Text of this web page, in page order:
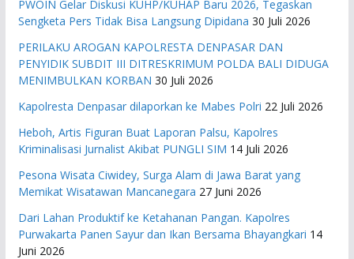
PWOIN Gelar Diskusi KUHP/KUHAP Baru 2026, Tegaskan
Sengketa Pers Tidak Bisa Langsung Dipidana 30 Juli 2026
PERILAKU AROGAN KAPOLRESTA DENPASAR DAN
PENYIDIK SUBDIT III DITRESKRIMUM POLDA BALI DIDUGA
MENIMBULKAN KORBAN 30 Juli 2026
Kapolresta Denpasar dilaporkan ke Mabes Polri 22 Juli 2026
Heboh, Artis Figuran Buat Laporan Palsu, Kapolres
Kriminalisasi Jurnalist Akibat PUNGLI SIM 14 Juli 2026
Pesona Wisata Ciwidey, Surga Alam di Jawa Barat yang
Memikat Wisatawan Mancanegara 27 Juni 2026
Dari Lahan Produktif ke Ketahanan Pangan. Kapolres
Purwakarta Panen Sayur dan Ikan Bersama Bhayangkari 14
Juni 2026